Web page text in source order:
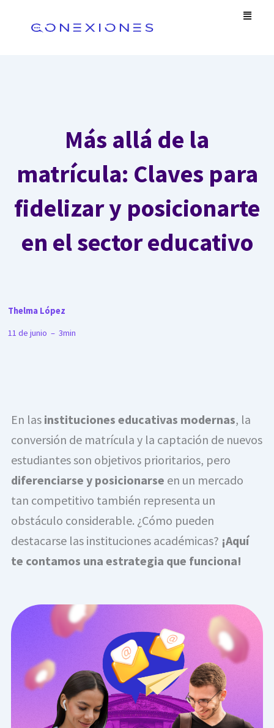
Más allá de la
matrícula: Claves para
fidelizar y posicionarte
en el sector educativo
Thelma López
11 de junio – 3min
En las instituciones educativas modernas, la
conversión de matrícula y la captación de nuevos
estudiantes son objetivos prioritarios, pero
diferenciarse y posicionarse en un mercado
tan competitivo también representa un
obstáculo considerable. ¿Cómo pueden
destacarse las instituciones académicas? ¡Aquí
te contamos una estrategia que funciona!